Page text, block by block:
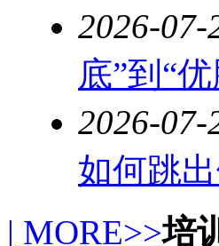
2026-07-
底”到“
2026-07-
如何跳
| MORE>>培